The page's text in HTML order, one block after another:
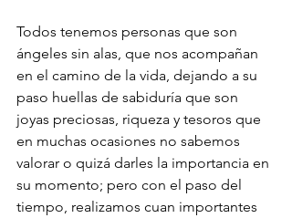
Todos tenemos personas que son
ángeles sin alas, que nos acompañan
en el camino de la vida, dejando a su
paso huellas de sabiduría que son
joyas preciosas, riqueza y tesoros que
en muchas ocasiones no sabemos
valorar o quizá darles la importancia en
su momento; pero con el paso del
tiempo, realizamos cuan importantes